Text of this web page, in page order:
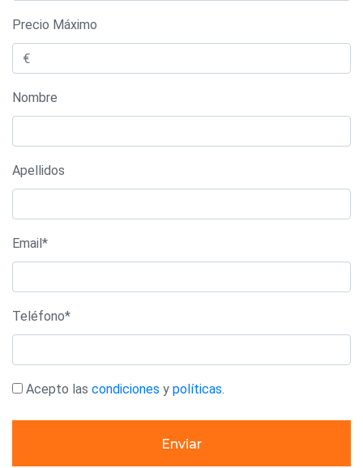
Precio Máximo
Nombre
Apellidos
Email*
Teléfono*
Acepto las condiciones y políticas.
Enviar